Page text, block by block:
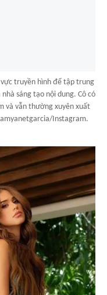
truyền hình để tập trung
sáng tạo nội dung. Cô có
và vẫn thường xuyên xuất
Instagram.